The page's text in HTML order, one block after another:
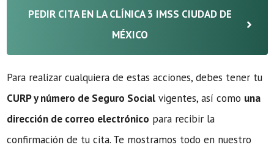
PEDIR CITA EN LA CLÍNICA 3 IMSS CIUDAD DE
MÉXICO
Para realizar cualquiera de estas acciones, debes tener tu
CURP y número de Seguro Social vigentes, así como una
dirección de correo electrónico para recibir la
confirmación de tu cita. Te mostramos todo en nuestro